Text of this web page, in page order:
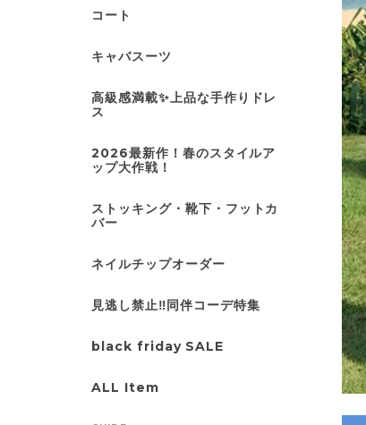
コート
キャバスーツ
高級感満載✨上品な手作りドレ
ス
2026最新作！春のスタイルア
ップ大作戦！
ストッキング・靴下・フットカ
バー
ネイルチップオーダー
見逃し禁止‼同伴コーデ特集
black friday SALE
ALL Item